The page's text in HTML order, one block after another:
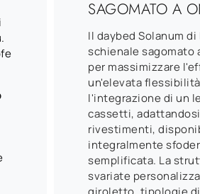
SAGOMATO A
Il daybed Solanum
schienale sagomato
per massimizzare
un'elevata
l'integrazione di un
cassetti,
rivestimenti,
integralmente
semplificata. La
svariate